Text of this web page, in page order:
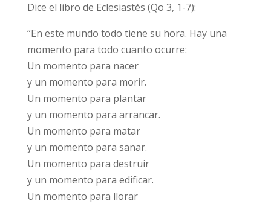
Dice el libro de Eclesiastés (Qo 3, 1-7):
“En este mundo todo tiene su hora. Hay una
momento para todo cuanto ocurre:
Un momento para nacer
y un momento para morir.
Un momento para plantar
y un momento para arrancar.
Un momento para matar
y un momento para sanar.
Un momento para destruir
y un momento para edificar.
Un momento para llorar